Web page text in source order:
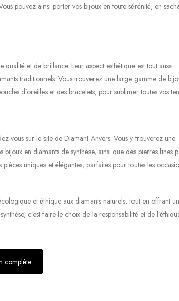
pouvez ainsi porter vos bijoux en toute sérénité, en
et de brillance. Leur aspect esthétique est tout aussi
traditionnels. Vous trouverez une large gamme de
d’oreilles et des bracelets, pour sublimer toutes vos
vous sur le site de Diamant Anvers. Vous y trouverez une
en diamants de synthèse, ainsi que des pierres fines
uniques et élégantes, parfaites pour toutes les
et éthique aux diamants naturels, tout en offrant
c’est faire le choix de la responsabilité et de
complète